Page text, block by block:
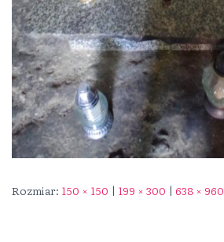
Rozmiar: 150 × 150 | 199 × 300 | 638 × 960